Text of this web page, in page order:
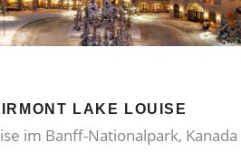
LAKE LOUISE
im Banff-Nationalpark, Kanada